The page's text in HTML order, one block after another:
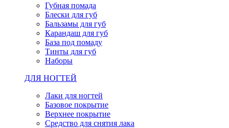
Губная помада
Блески для губ
Бальзамы для губ
Карандаш для губ
База под помаду
Тинты для губ
Наборы
ДЛЯ НОГТЕЙ
Лаки для ногтей
Базовое покрытие
Верхнее покрытие
Средство для снятия лака